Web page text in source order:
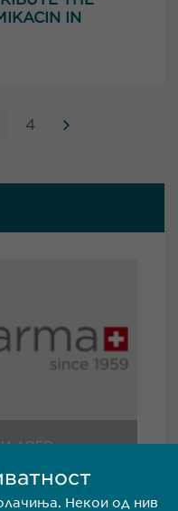
ЛОГО
IN
4
Некои од нив